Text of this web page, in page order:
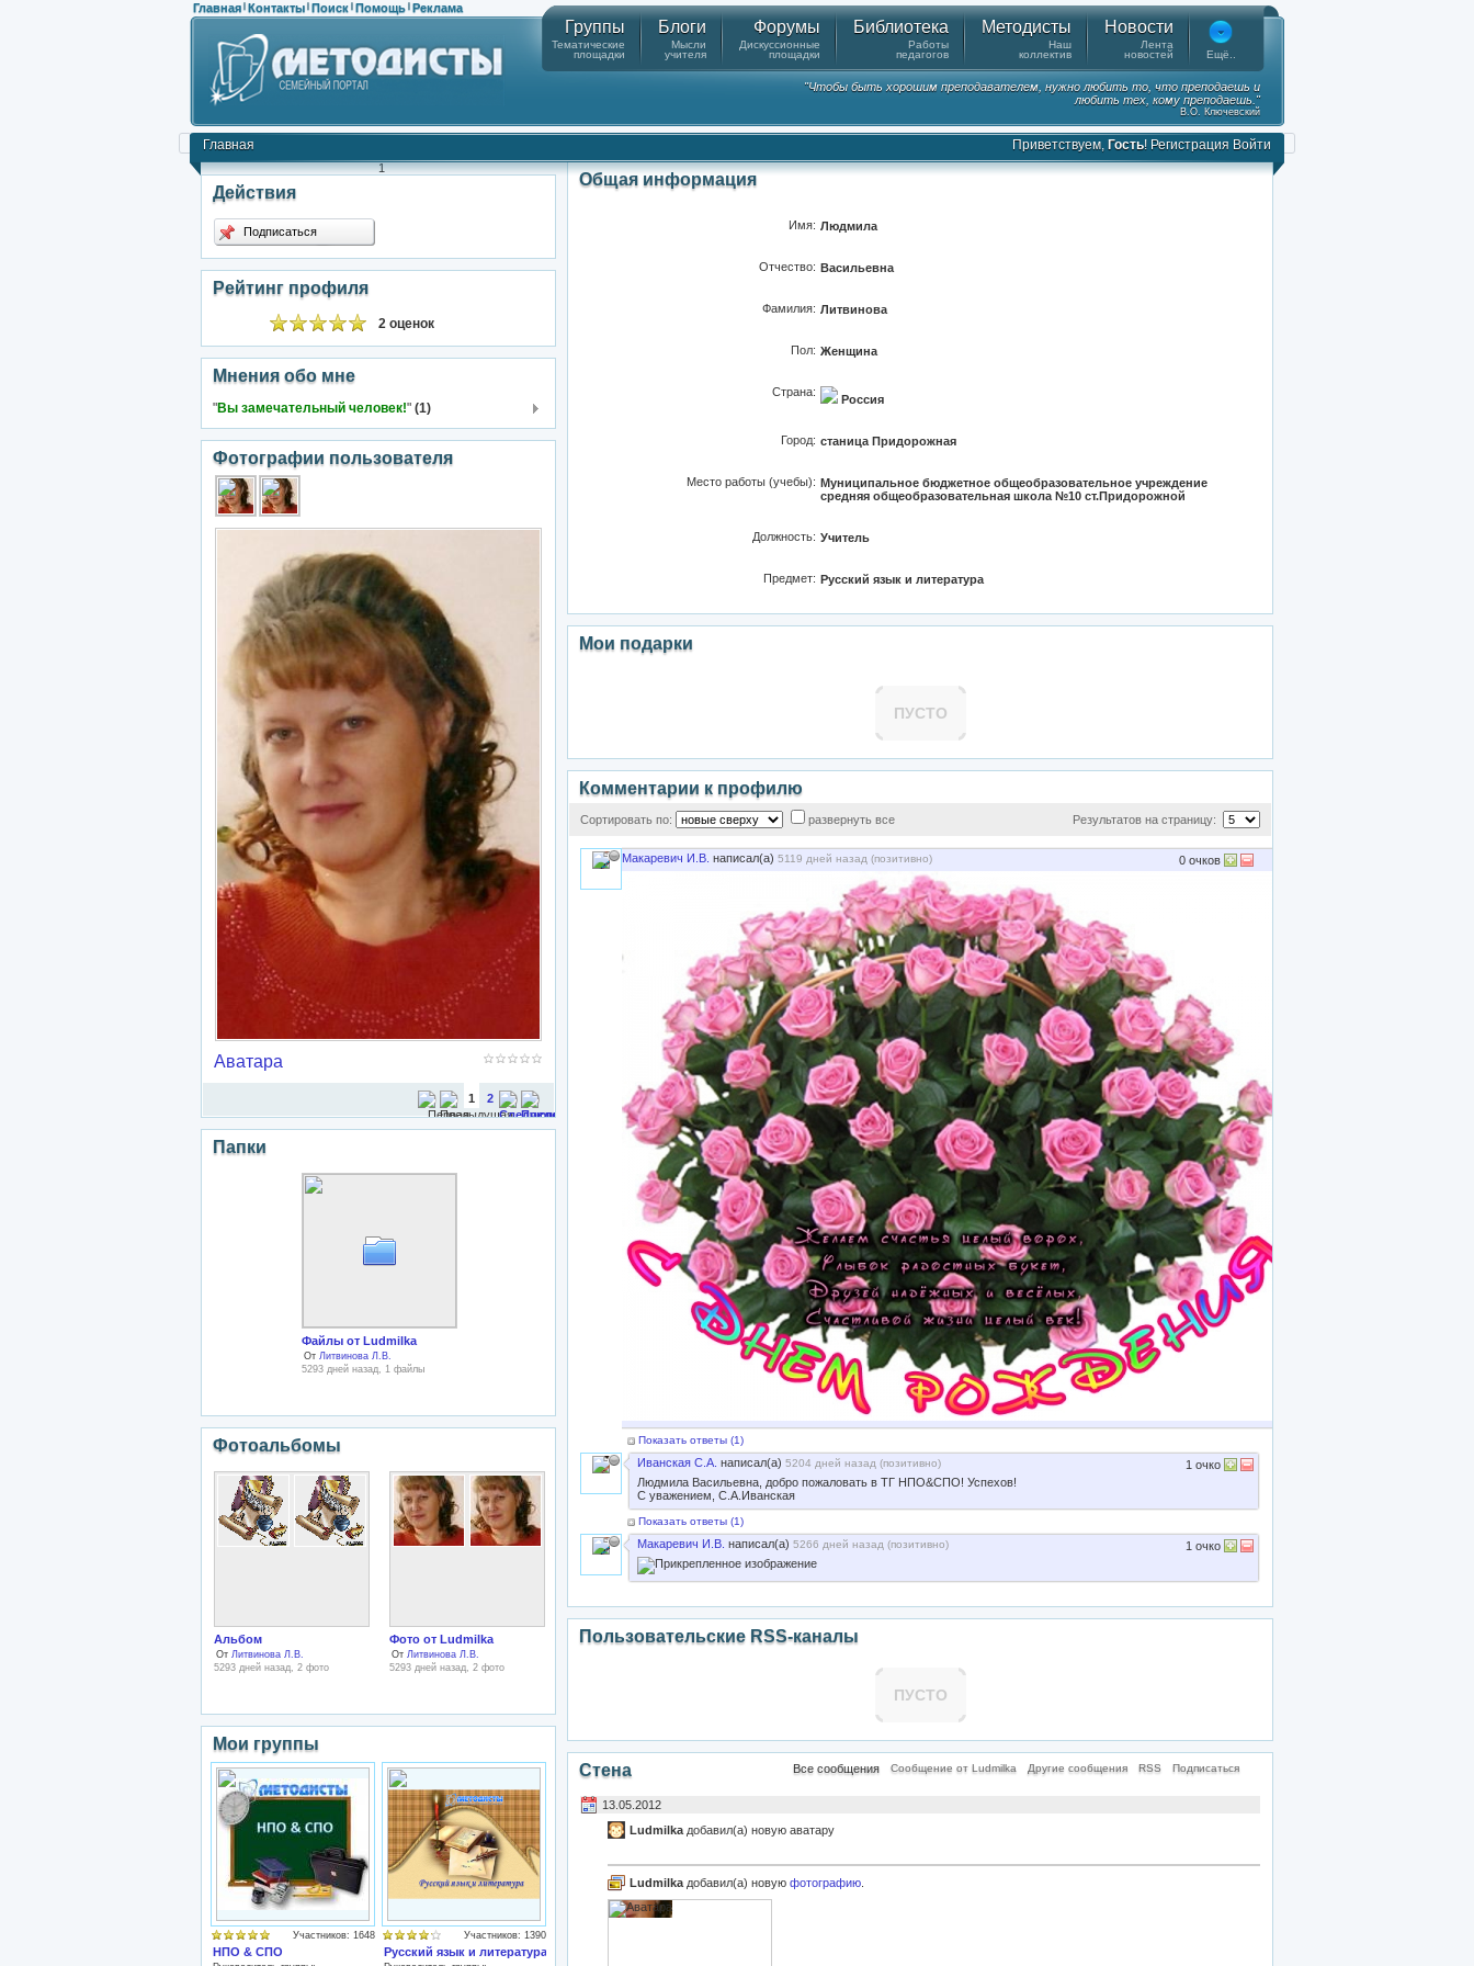
Главная | Контакты | Поиск | Помощь | Реклама
Группы
Тематические
площадки
Блоги
Мысли
учителя
Форумы
Дискуссионные
площадки
Библиотека
Работы
педагогов
Методисты
Наш
коллектив
Новости
Лента
новостей
Ещё..
"Чтобы быть хорошим преподавателем, нужно любить то, что преподаешь и
любить тех, кому преподаешь."
В.О. Ключевский
Главная Приветствуем, Гость! Регистрация Войти
1
Действия
Подписаться
Рейтинг профиля
2 оценок
Мнения обо мне
"Вы замечательный человек!" (1)
Фотографии пользователя
Аватара
1 2
Папки
Файлы от Ludmilka
От Литвинова Л.В.
5293 дней назад, 1 файлы
Фотоальбомы
Альбом
От Литвинова Л.В.
5293 дней назад, 2 фото
Фото от Ludmilka
От Литвинова Л.В.
5293 дней назад, 2 фото
Мои группы
Участников: 1648
НПО & СПО
Участников: 1390
Русский язык и литература
Общая информация
Имя: Людмила
Отчество: Васильевна
Фамилия: Литвинова
Пол: Женщина
Страна:
Россия
Город: станица Придорожная
Место работы (учебы): Муниципальное бюджетное общеобразовательное учреждение
средняя общеобразовательная школа №10 ст.Придорожной
Должность: Учитель
Предмет: Русский язык и литература
Мои подарки
ПУСТО
Комментарии к профилю
Сортировать по: развернуть все Результатов на страницу:
Макаревич И.В. написал(а) 5119 дней назад (позитивно)
Показать ответы (1)
0 очков
Иванская С.А. написал(а) 5204 дней назад (позитивно)
Людмила Васильевна, добро пожаловать в ТГ НПО&СПО! Успехов!
С уважением, С.А.Иванская
Показать ответы (1)
1 очко
Макаревич И.В. написал(а) 5266 дней назад (позитивно) 1 очко
Пользовательские RSS-каналы
ПУСТО
Стена Все сообщения Сообщение от Ludmilka Другие сообщения RSS Подписаться
13.05.2012
Ludmilka добавил(а) новую аватару
Ludmilka добавил(а) новую фотографию